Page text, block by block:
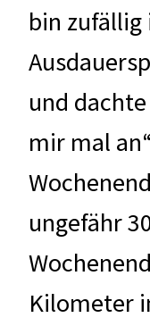
bin zufällig
und
mir mal
ungefähr
Kilometer